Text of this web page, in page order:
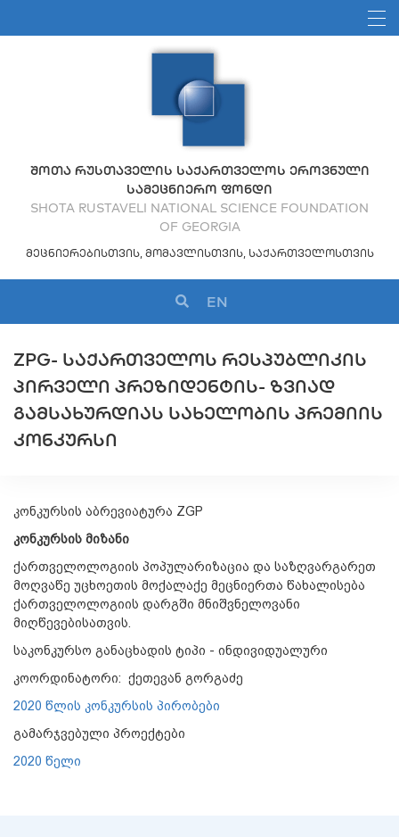
ᲨᲝᲗᲐ ᲠᲣᲡᲗᲐᲕᲔᲚᲘᲡ ᲡᲐᲥᲐᲠᲗᲕᲔᲚᲝᲡ ᲔᲠᲝᲕᲜᲣᲚᲘ
ᲡᲐᲛᲔᲪᲜᲘᲔᲠᲝ ᲤᲝᲜᲓᲘ
SHOTA RUSTAVELI NATIONAL SCIENCE FOUNDATION
OF GEORGIA
ᲛᲔᲪᲜᲘᲔᲠᲔᲑᲘᲡᲗᲕᲘᲡ, ᲛᲝᲛᲐᲕᲚᲘᲡᲗᲕᲘᲡ, ᲡᲐᲥᲐᲠᲗᲕᲔᲚᲝᲡᲗᲕᲘᲡ
EN
ZPG- ᲡᲐᲥᲐᲠᲗᲕᲔᲚᲝᲡ ᲠᲔᲡᲞᲣᲑᲚᲘᲙᲘᲡ
ᲞᲘᲠᲕᲔᲚᲘ ᲞᲠᲔᲖᲘᲓᲔᲜᲢᲘᲡ- ᲖᲕᲘᲐᲓ
ᲒᲐᲛᲡᲐᲮᲣᲠᲓᲘᲐᲡ ᲡᲐᲮᲔᲚᲝᲑᲘᲡ ᲞᲠᲔᲛᲘᲘᲡ
ᲙᲝᲜᲙᲣᲠᲡᲘ
კონკურსის აბრევიატურა ZGP
კონკურსის მიზანი
ქართველოლოგიის პოპულარიზაცია და საზღვარგარეთ
მოღვაწე უცხოეთის მოქალაქე მეცნიერთა წახალისება
ქართველოლოგიის დარგში მნიშვნელოვანი
მიღწევებისათვის.
საკონკურსო განაცხადის ტიპი - ინდივიდუალური
კოორდინატორი: ქეთევან გორგაძე
2020 წლის კონკურსის პირობები
გამარჯვებული პროექტები
2020 წელი